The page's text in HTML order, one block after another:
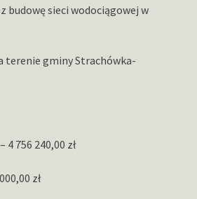
sieci wodociągowej w
terenie gminy Strachówka-
756 240,00 zł
zł